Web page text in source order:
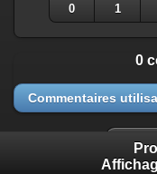
0 1
0
Commentaires